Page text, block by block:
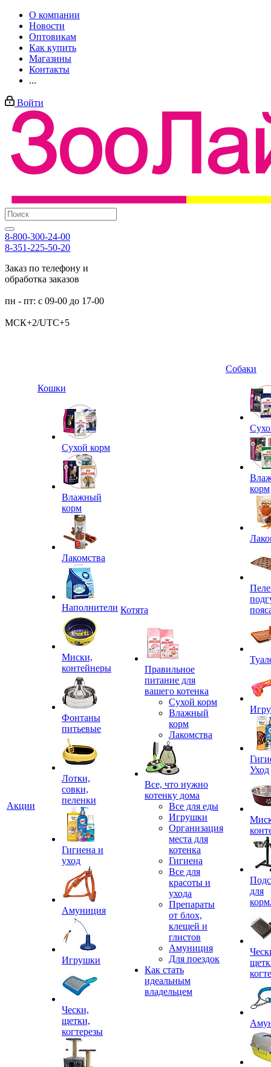
О компании
Новости
Оптовикам
Как купить
Магазины
Контакты
...
Войти
8-800-300-24-00
8-351-225-50-20
Заказ по телефону и
обработка заказов
пн - пт: с 09-00 до 17-00
МСК+2/UTC+5
Акции
Кошки
Сухой корм
Влажный
корм
Лакомства
Наполнители
Миски,
контейнеры
Фонтаны
питьевые
Лотки,
совки,
пеленки
Гигиена и
уход
Амуниция
Игрушки
Чески,
щетки,
когтерезы
Котята
Правильное
питание для
вашего котенка
Сухой корм
Влажный
корм
Лакомства
Все, что нужно
котенку дома
Все для еды
Игрушки
Организация
места для
котенка
Гигиена
Все для
красоты и
ухода
Препараты
от блох,
клещей и
глистов
Амуниция
Для поездок
Как стать
идеальным
владельцем
Собаки
корм
Уход
для